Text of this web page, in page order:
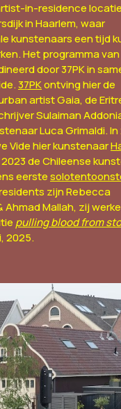
in-residence
in Haarlem, waar
kunstenaars een tijd
Het programma van
door 37PK in
37PKontving hier de
artist Gaia, de
Sulaiman
Luca Grimaldi. In
Vide hier kunstenaar
de Chileense
eerste
zijn Rebecca
Ahmad Mallah, zij
pulling blood from
2025.